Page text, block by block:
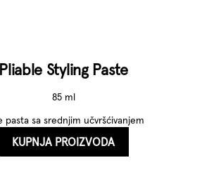
Pliable Styling Paste
85 ml
pasta sa srednjim učvršćivanjem
KUPNJA PROIZVODA